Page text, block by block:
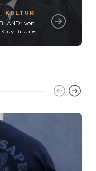
KULTUR
von
Guy Ritchie